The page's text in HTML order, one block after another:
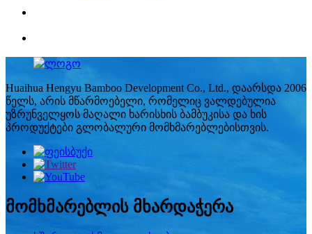
Huaihua Hengyu Bamboo Development Co., Ltd., დაარსდა 2006
წელს, არის მწარმოებელი, რომელიც ვალდებულია
უზრუნველყოს მაღალი ხარისხის ბამბუკისა და ხის
პროდუქტები გლობალური მომხმარებლებისთვის.
მომხმარებლის მხარდაჭერა